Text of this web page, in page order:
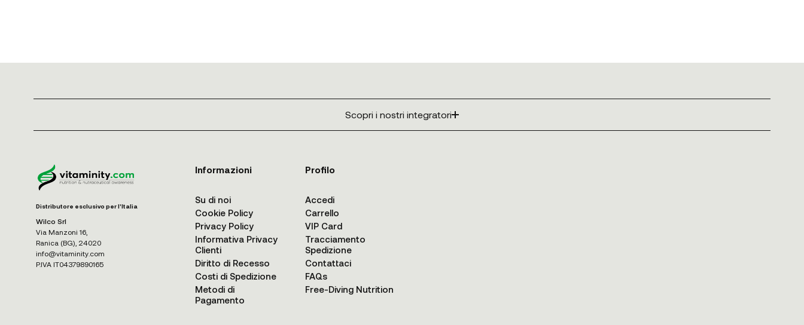
Scopri i nostri integratori
Distributore esclusivo per l'Italia
Wilco Srl
Via Manzoni 16,
Ranica (BG), 24020
info@vitaminity.com
P.IVA IT04379890165
Informazioni
Su di noi
Cookie Policy
Privacy Policy
Informativa Privacy
Clienti
Diritto di Recesso
Costi di Spedizione
Metodi di
Pagamento
Profilo
Accedi
Carrello
VIP Card
Tracciamento
Spedizione
Contattaci
FAQs
Free-Diving Nutrition